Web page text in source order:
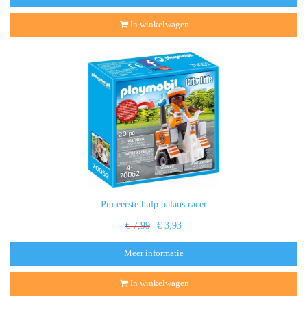
In winkelwagen
Pm eerste hulp balans racer
€ 7,99 € 3,93
Meer informatie
In winkelwagen